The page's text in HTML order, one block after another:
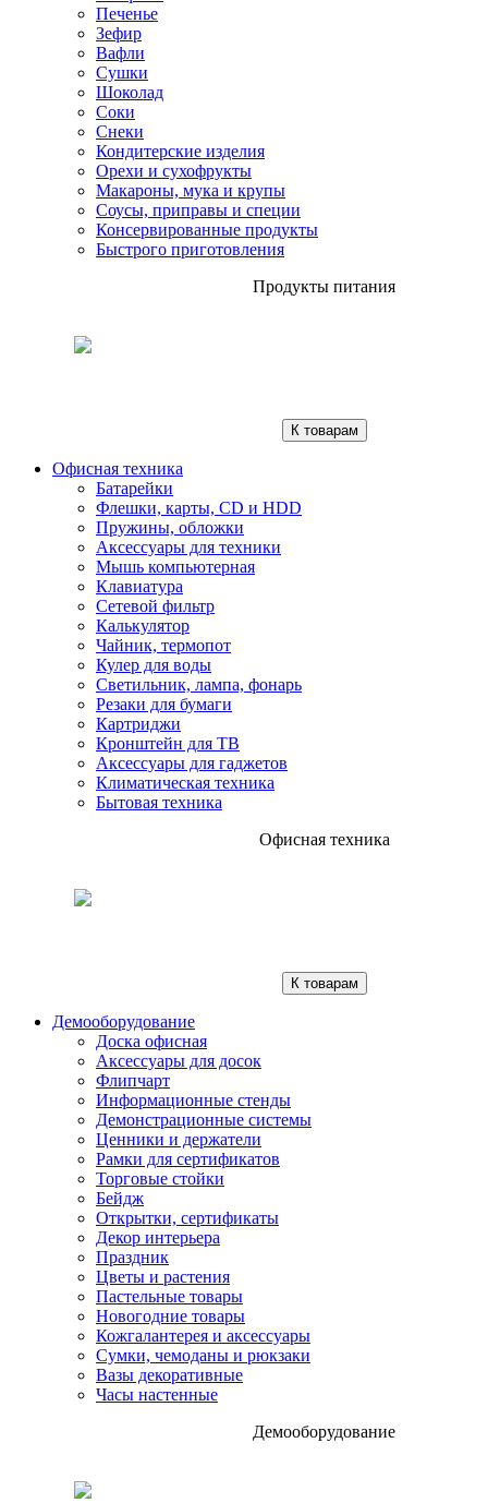
Печенье
Зефир
Вафли
Сушки
Шоколад
Соки
Снеки
Кондитерские изделия
Орехи и сухофрукты
Макароны, мука и крупы
Соусы, приправы и специи
Консервированные продукты
Быстрого приготовления
Продукты питания
К товарам
Офисная техника
Батарейки
Флешки, карты, CD и HDD
Пружины, обложки
Аксессуары для техники
Мышь компьютерная
Клавиатура
Сетевой фильтр
Калькулятор
Чайник, термопот
Кулер для воды
Светильник, лампа, фонарь
Резаки для бумаги
Картриджи
Кронштейн для ТВ
Аксессуары для гаджетов
Климатическая техника
Бытовая техника
Офисная техника
К товарам
Демооборудование
Доска офисная
Аксессуары для досок
Флипчарт
Информационные стенды
Демонстрационные системы
Ценники и держатели
Рамки для сертификатов
Торговые стойки
Бейдж
Открытки, сертификаты
Декор интерьера
Праздник
Цветы и растения
Пастельные товары
Новогодние товары
Кожгалантерея и аксессуары
Сумки, чемоданы и рюкзаки
Вазы декоративные
Часы настенные
Демооборудование